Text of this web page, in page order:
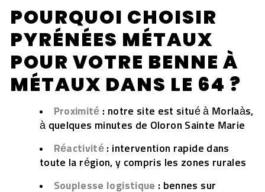
POURQUOI CHOISIR
PYRÉNÉES MÉTAUX
POUR VOTRE BENNE À
MÉTAUX DANS LE 64 ?
Proximité : notre site est situé à Morlaàs,
à quelques minutes de Oloron Sainte Marie
Réactivité : intervention rapide dans
toute la région, y compris les zones rurales
Souplesse logistique : bennes sur